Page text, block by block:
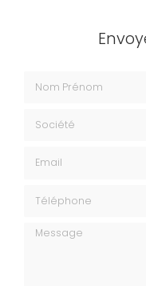
Message